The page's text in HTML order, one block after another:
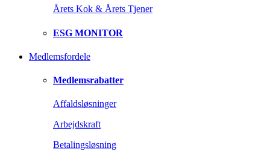
Årets Kok & Årets Tjener
ESG MONITOR
Medlemsfordele
Medlemsrabatter
Affaldsløsninger
Arbejdskraft
Betalingsløsning